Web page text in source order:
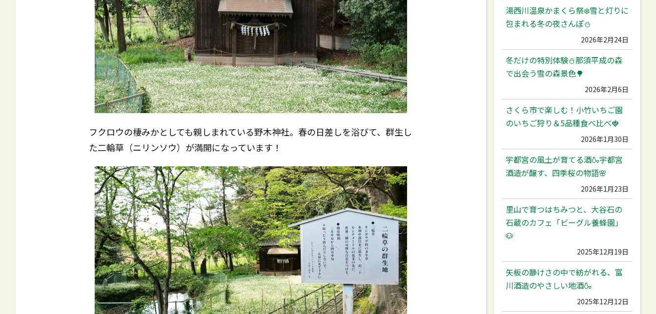
フクロウの棲みかとしても親しまれている野木神社。春の日差しを浴びて、群生し
た二輪草（ニリンソウ）が満開になっています！
湯西川温泉かまくら祭❄️雪と灯りに
包まれる冬の夜さんぽ⛄️
2026年2月24日
冬だけの特別体験⛄️那須平成の森
で出会う雪の森景色🌳
2026年2月6日
さくら市で楽しむ！小竹いちご園
のいちご狩り＆5品種食べ比べ🍓
2026年1月30日
宇都宮の風土が育てる酒🍶宇都宮
酒造が醸す、四季桜の物語🌸
2026年1月23日
里山で育つはちみつと、大谷石の
石蔵のカフェ「ビーグル養蜂園」
🐶
2025年12月19日
矢板の静けさの中で紡がれる、富
川酒造のやさしい地酒🍶
2025年12月12日